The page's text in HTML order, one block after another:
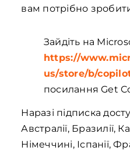
вам потрібно
Зайдіть на
https://
us/store/b/
посилання Get
Наразі підписка
Австралії, Бразилії,
Німеччині, Іспанії,